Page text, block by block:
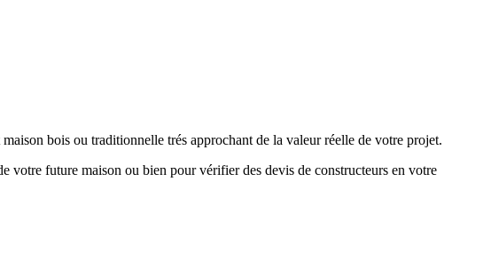
bois ou traditionnelle trés approchant de la valeur réelle de votre projet.
votre future maison ou bien pour vérifier des devis de constructeurs en votre